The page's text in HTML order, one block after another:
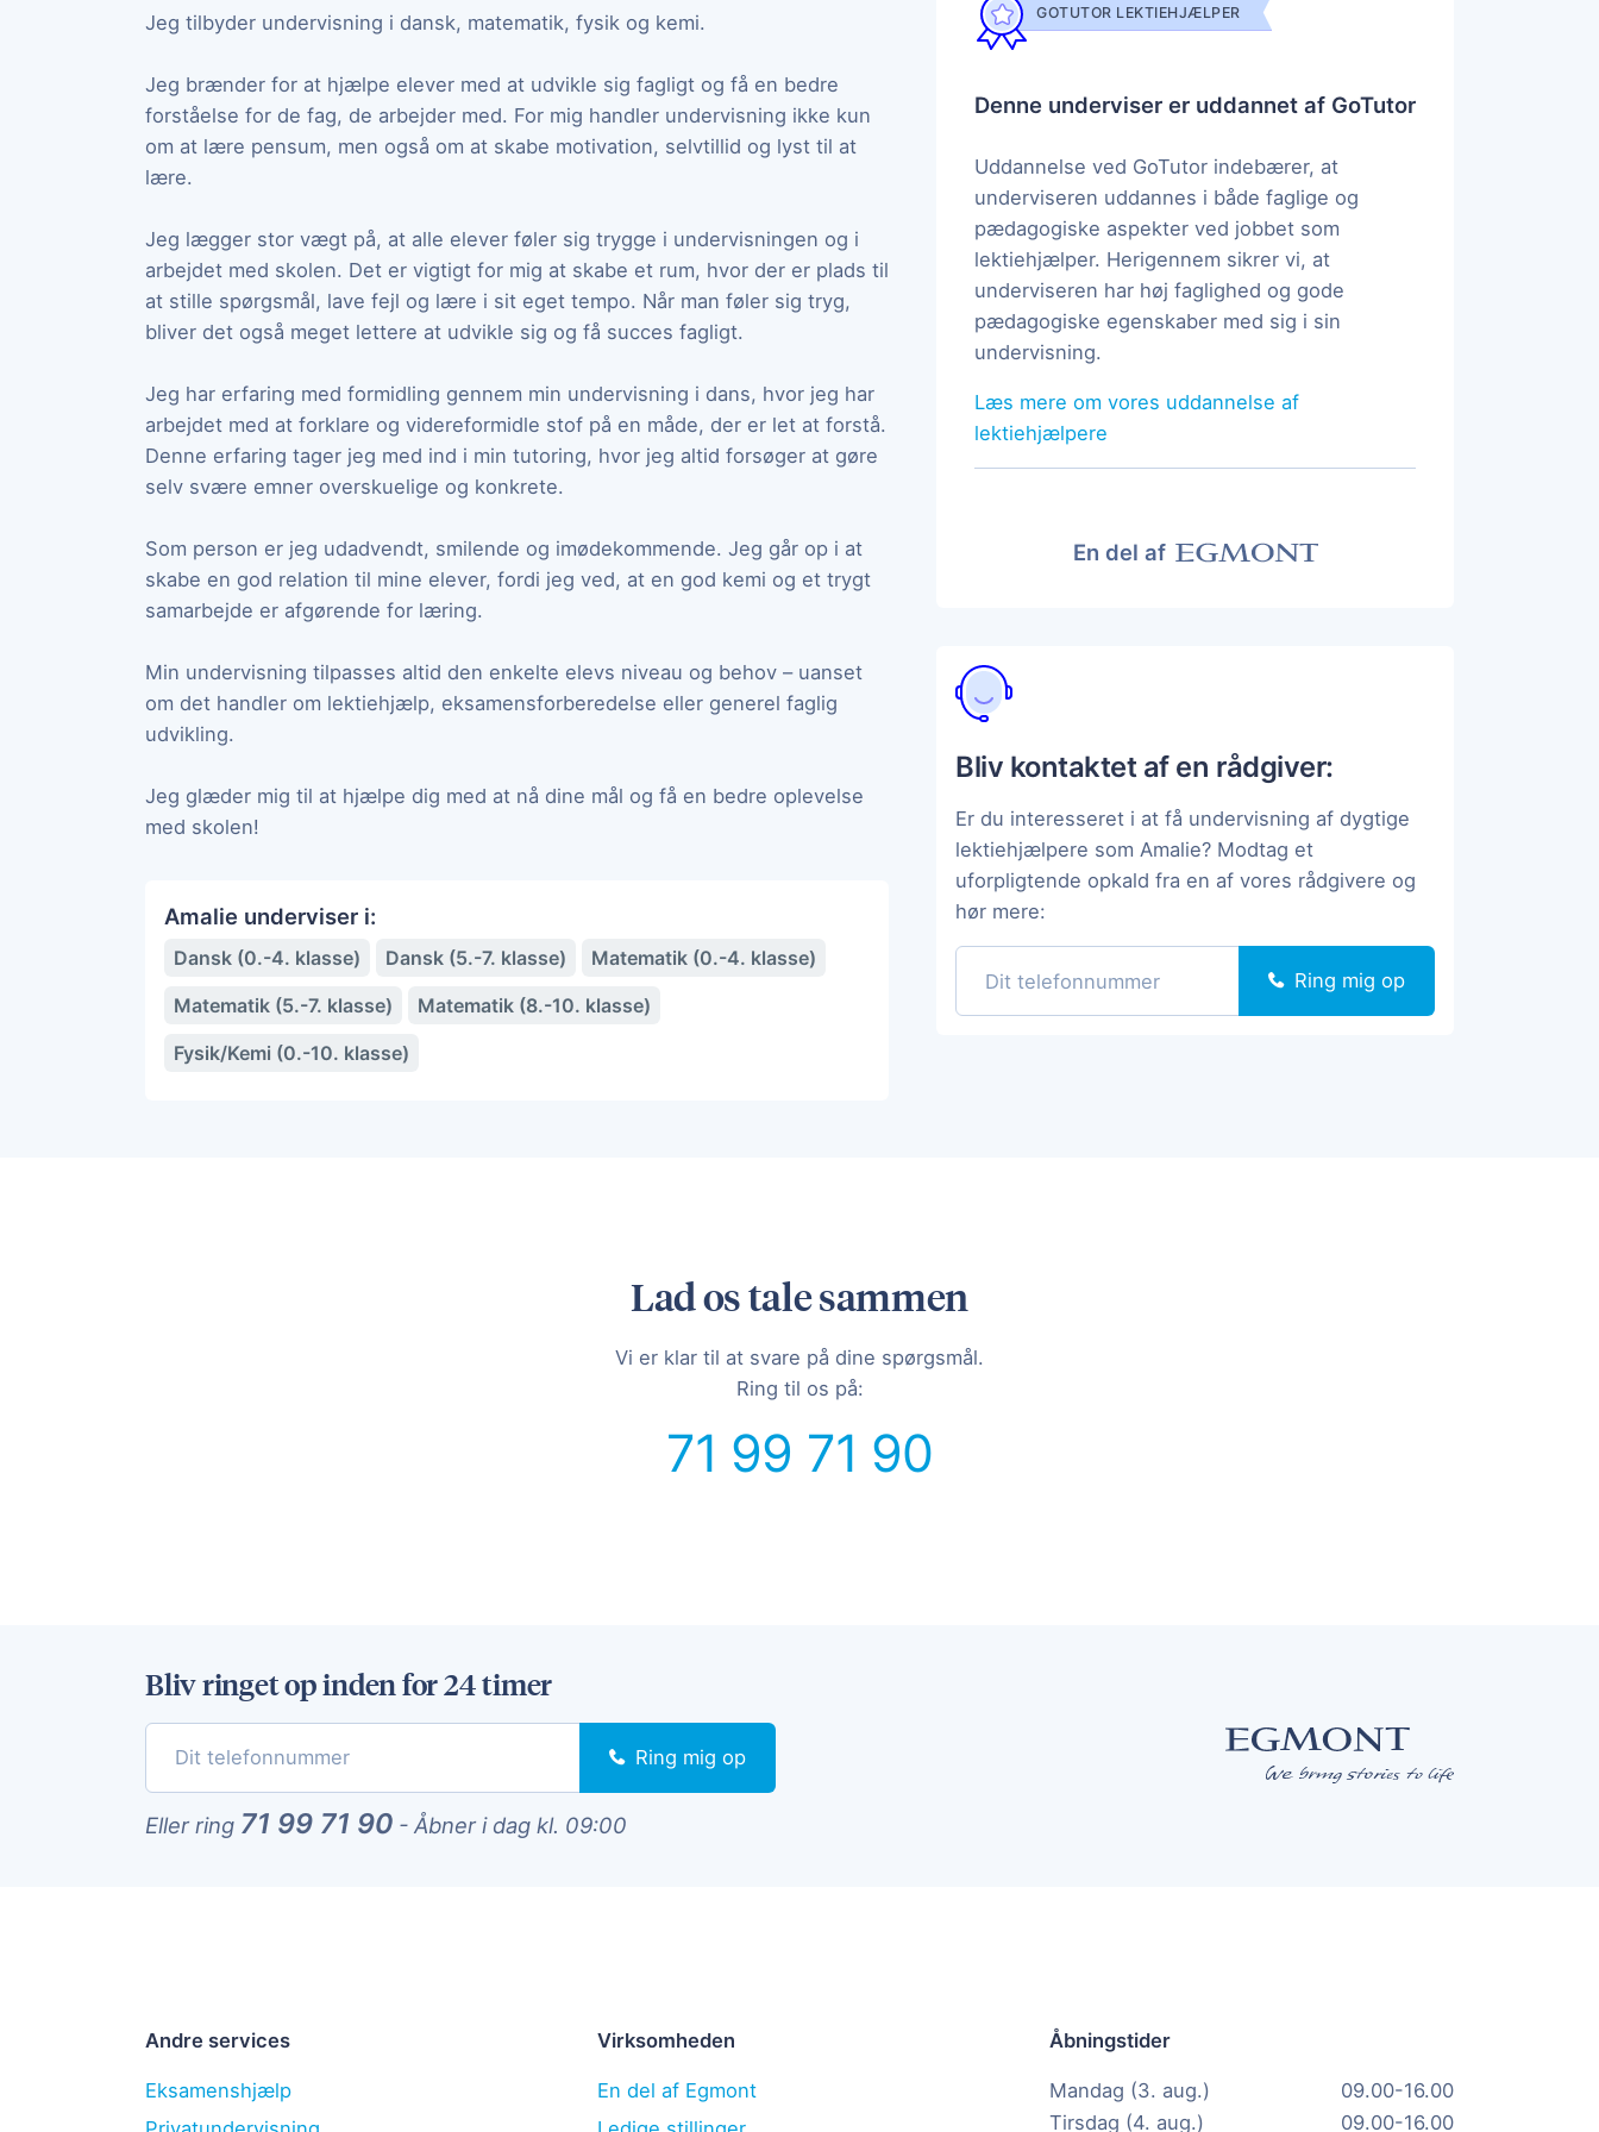
Jeg tilbyder undervisning i dansk, matematik, fysik og kemi.
Jeg brænder for at hjælpe elever med at udvikle sig fagligt og få en bedre
forståelse for de fag, de arbejder med. For mig handler undervisning ikke kun
om at lære pensum, men også om at skabe motivation, selvtillid og lyst til at
lære.
Jeg lægger stor vægt på, at alle elever føler sig trygge i undervisningen og i
arbejdet med skolen. Det er vigtigt for mig at skabe et rum, hvor der er plads til
at stille spørgsmål, lave fejl og lære i sit eget tempo. Når man føler sig tryg,
bliver det også meget lettere at udvikle sig og få succes fagligt.
Jeg har erfaring med formidling gennem min undervisning i dans, hvor jeg har
arbejdet med at forklare og videreformidle stof på en måde, der er let at forstå.
Denne erfaring tager jeg med ind i min tutoring, hvor jeg altid forsøger at gøre
selv svære emner overskuelige og konkrete.
Som person er jeg udadvendt, smilende og imødekommende. Jeg går op i at
skabe en god relation til mine elever, fordi jeg ved, at en god kemi og et trygt
samarbejde er afgørende for læring.
Min undervisning tilpasses altid den enkelte elevs niveau og behov – uanset
om det handler om lektiehjælp, eksamensforberedelse eller generel faglig
udvikling.
Jeg glæder mig til at hjælpe dig med at nå dine mål og få en bedre oplevelse
med skolen!
Amalie underviser i:
Dansk (0.-4. klasse) Dansk (5.-7. klasse)
Matematik (0.-4. klasse)
Matematik (5.-7. klasse)
Matematik (8.-10. klasse)
Fysik/Kemi (0.-10. klasse)
GOTUTOR LEKTIEHJÆLPER
Denne underviser er uddannet af GoTutor
Uddannelse ved GoTutor indebærer, at
underviseren uddannes i både faglige og
pædagogiske aspekter ved jobbet som
lektiehjælper. Herigennem sikrer vi, at
underviseren har høj faglighed og gode
pædagogiske egenskaber med sig i sin
undervisning.
Læs mere om vores uddannelse af
lektiehjælpere
En del af
Bliv kontaktet af en rådgiver:
Er du interesseret i at få undervisning af dygtige
lektiehjælpere som Amalie? Modtag et
uforpligtende opkald fra en af vores rådgivere og
hør mere:
Ring mig op
Lad os tale sammen
Vi er klar til at svare på dine spørgsmål.
Ring til os på:
71 99 71 90
Bliv ringet op inden for 24 timer
Ring mig op
Eller ring 71 99 71 90 - Åbner i dag kl. 09:00
Andre services
Eksamenshjælp
Virksomheden
En del af Egmont
Åbningstider
Mandag (3. aug.)
09.00-16.00
Tirsdag (4. aug.)
09.00-16.00